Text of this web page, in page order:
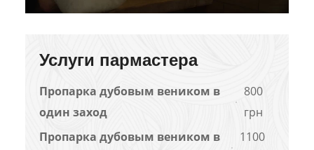
Услуги пармастера
Пропарка дубовым веником в
один заход
800
грн
Пропарка дубовым веником в
1100